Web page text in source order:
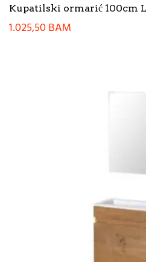
Kupatilski ormarić 100cm
1.025,50BAM